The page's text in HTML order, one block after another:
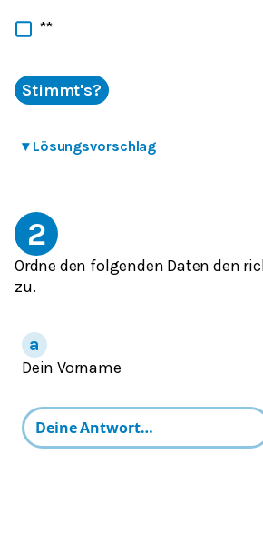
**
Stimmt's?
▾ Lösungsvorschlag
2
Ordne den folgenden Daten den
zu.
Dein Vorname